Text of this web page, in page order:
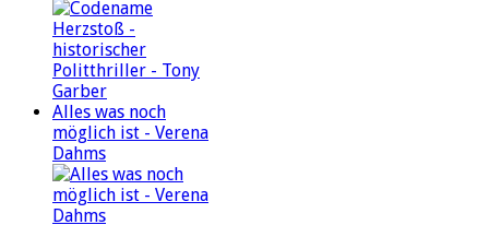
Alles was noch
möglich ist - Verena
Dahms